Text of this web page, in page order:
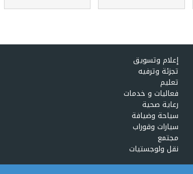
إعلام وتسويق
تجزئة وترفيه
تعليم
فعاليات و خدمات
رعاية صحية
سياحة وضيافة
سيارات وقوراب
مجتمع
نقل ولوجستيات